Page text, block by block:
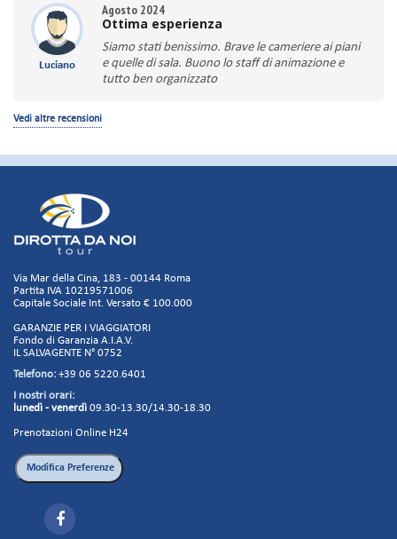
garbatezza di tt il personale,il cuoco Stefano
sempre vigile,la sala sempre ordinata da Gennaro
e i suoi colleghi,la spiaggia vicina con tt i confort di
fronte ad un mare splendido,l animazione gestita
da natale e staf con molta professionalità, e
Luciano
Agosto 2024
Ottima esperienza
Siamo stati benissimo. Brave le cameriere ai piani
e quelle di sala. Buono lo staff di animazione e
tutto ben organizzato
Vedi altre recensioni
Via Mar della Cina, 183 - 00144 Roma
Partita IVA 10219571006
Capitale Sociale Int. Versato € 100.000
GARANZIE PER I VIAGGIATORI
Fondo di Garanzia A.I.A.V.
IL SALVAGENTE N° 0752
Telefono: +39 06 5220.6401
I nostri orari:
lunedì - venerdì 09.30-13.30/14.30-18.30
Prenotazioni Online H24